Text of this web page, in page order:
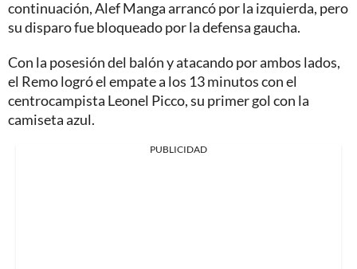
continuación, Alef Manga arrancó por la izquierda, pero
su disparo fue bloqueado por la defensa gaucha.
Con la posesión del balón y atacando por ambos lados,
el Remo logró el empate a los 13 minutos con el
centrocampista Leonel Picco, su primer gol con la
camiseta azul.
PUBLICIDAD